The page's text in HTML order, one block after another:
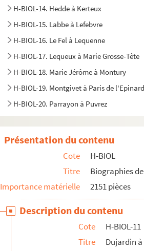
H-BIOL-14. Hedde à Kerteux
H-BIOL-15. Labbe à Lefebvre
H-BIOL-16. Le Fel à Lequenne
H-BIOL-17. Lequeux à Marie Grosse-Tête
H-BIOL-18. Marie Jérôme à Montury
H-BIOL-19. Montgivet à Paris de
H-BIOL-20. Parrayon à Puvrez
H-BIOL-22. Sacqueleu à Sylvius
H-BIOL-23. Taviel à Vanderhaegen
H-BIOL-24. Van de Weghe à Zimmerman
Présentation du contenu
Cote
H-BIOL
Titre
Biographies
Importance matérielle
2151 pièces
Description du contenu
Cote
H-BIOL-11
Titre
Dujardin